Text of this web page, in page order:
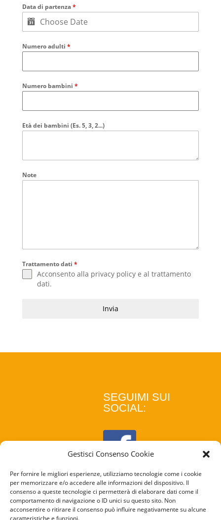
Gestisci Consenso Cookie
Per fornire le migliori esperienze, utilizziamo tecnologie come i cookie
per memorizzare e/o accedere alle informazioni del dispositivo. Il
consenso a queste tecnologie ci permetterà di elaborare dati come il
comportamento di navigazione o ID unici su questo sito. Non
acconsentire o ritirare il consenso può influire negativamente su alcune
caratteristiche e funzioni.
Data di partenza*
Numero adulti *
Numero bambini *
Età dei bambini (Es. 5, 3, 2...)
Note
Trattamento dati *
Acconsento alla privacy policye al trattamento
dati.
Invia
SEGUIMI SUI
SOCIAL: